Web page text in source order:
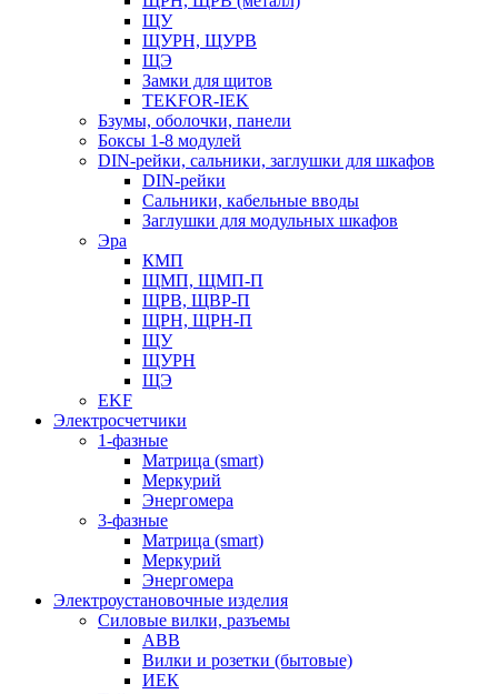
ЩУ
ЩУРН, ЩУРВ
ЩЭ
Замки для щитов
TEKFOR-IEK
Бзумы, оболочки, панели
Боксы 1-8 модулей
DIN-рейки, сальники, заглушки для шкафов
DIN-рейки
Сальники, кабельные вводы
Заглушки для модульных шкафов
Эра
КМП
ЩМП, ЩМП-П
ЩРВ, ЩВР-П
ЩРН, ЩРН-П
ЩУ
ЩУРН
ЩЭ
EKF
Электросчетчики
1-фазные
Матрица (smart)
Меркурий
Энергомера
3-фазные
Матрица (smart)
Меркурий
Энергомера
Электроустановочные изделия
Силовые вилки, разъемы
ABB
Вилки и розетки (бытовые)
ИЕК